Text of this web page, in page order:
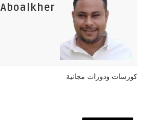
Aboalkher
كورسات ودورات مجانية